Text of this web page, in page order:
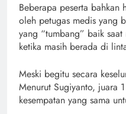
Beberapa peserta bahkan
oleh petugas medis yang
yang “tumbang” baik
ketika masih berada di
Meski begitu secara
Menurut Sugiyanto, juara
kesempatan yang sama